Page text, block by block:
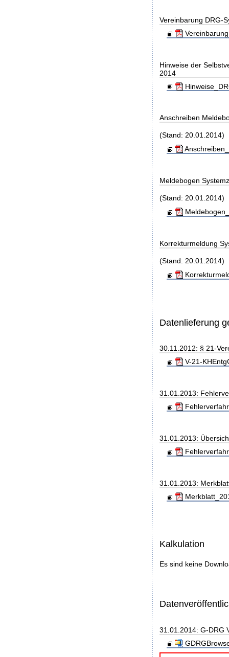
Vereinbarung DRG-
Hinweise der
2014
Anschreiben
(Stand: 20.01.2014)
Meldebogen
(Stand: 20.01.2014)
Korrekturmeldung
(Stand: 20.01.2014)
Datenlieferung
30.11.2012: § 21-
V-21-
31.01.2013:
31.01.2013:
31.01.2013:
Kalkulation
Es sind keine
31.01.2014: G-DRG